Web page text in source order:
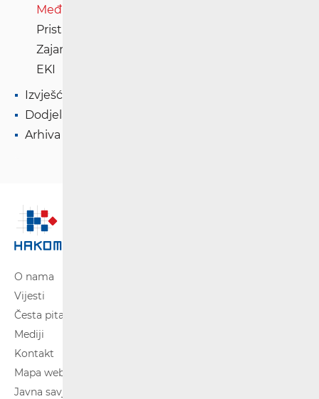
Međupovezivanje
Pristup mreži
Zajamčeni kapacitet
EKI
Izvješća
Dodjela RF spektra
Arhiva
O nama
Vijesti
Česta pitanja
Mediji
Kontakt
Mapa weba
Javna savjetovanja